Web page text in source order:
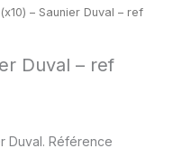
– Saunier Duval – ref
Duval – ref
Duval. Référence